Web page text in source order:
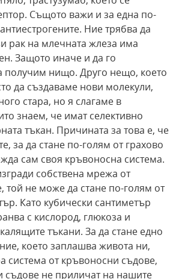
Същото важи и за една по-
Ние трябва да
рак на млечната жлеза има
Защото иначе и да го
получим нищо. Друго нещо, което
да създаваме нови молекули,
стара, но я слагаме в
знаем, че имат селективно
тъкан. Причината за това е, че
за да стане по-голям от грахово
сам своя кръвоносна система.
собствена мрежа от
той не може да стане по-голям от
Като кубически сантиметър
с кислород, глюкоза и
тъкани. За да стане едно
което заплашва живота ни,
система от кръвоносни съдове,
съдове не приличат на нашите